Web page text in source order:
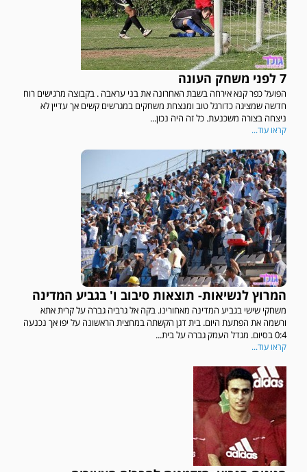
7 לפני משחק העונה
הפועל כפר קנא אירחה בשבת האחרונה את בני עראבה . בקבוצה מרגישים רוח
חדשה שמציגה כדורגל טוב ומנצחת משחקים במגרשים קשים אך עדיין לא
ניצחה בצורה משכנעת. כל זה היה נכון...
קראו עוד...
המרוץ לנשיאות- תוצאות סיבוב ו' בגביע המדינה
משחקי שישי בגביע המדינה מאחורינו. בקה אל גרביה גברה על קרית אתא
ורשמה את הפתעת היום. בית דגן הקשתה במחצית הראשונה על יפו אך נכנעה
0:4 בסיום. מגדל העמק גברה על בית...
קראו עוד...